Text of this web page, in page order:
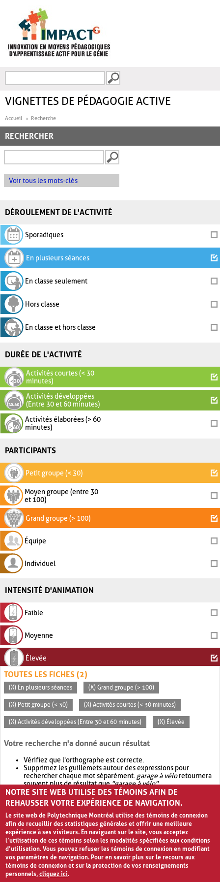
FORMULAIRE DE
VIGNETTES DE PÉDAGOGIE ACTIVE
Accueil Recherche
RECHERCHER
Voir tous les mots-clés
DÉROULEMENT DE L'ACTIVITÉ
Sporadiques
En plusieurs séances
En classe seulement
Hors classe
En classe et hors classe
DURÉE DE L'ACTIVITÉ
Activités courtes (< 30
minutes)
Activités développées
(Entre 30 et 60 minutes)
Activités élaborées (> 60
minutes)
PARTICIPANTS
Petit groupe (< 30)
Moyen groupe (entre 30
et 100)
Grand groupe (> 100)
Équipe
Individuel
INTENSITÉ D'ANIMATION
Faible
Moyenne
Élevée
TOUTES LES FICHES (2)
(X) En plusieurs séances (X) Grand groupe (> 100)
(X) Petit groupe (< 30) (X) Activités courtes (< 30 minutes)
(X) Activités développées (Entre 30 et 60 minutes) (X) Élevée
Votre recherche n'a donné aucun résultat
Vérifiez que l'orthographe est correcte.
Supprimez les guillemets autour des expressions pour
rechercher chaque mot séparément. garage à véloretournera
souvent plus de résultat que"garage à vélo".
Envisagez d'élargir votre recherche avec OR.garage OR vélo
retournera souvent plus de résultat quegarage à vélo
NOTRE SITE WEB UTILISE DES TÉMOINS AFIN DE
REHAUSSER VOTRE EXPÉRIENCE DE NAVIGATION.
Le site web de Polytechnique Montréal utilise des témoins de connexion
afin de recueillir des statistiques générales et offrir une meilleure
expérience à ses visiteurs. En naviguant sur le site, vous acceptez
l’utilisation de ces témoins selon les modalités spécifiées aux conditions
d’utilisation. Vous pouvez refuser les témoins de connexion en modifiant
vos paramètres de navigation. Pour en savoir plus sur le recours aux
témoins de connexion et sur la protection de vos renseignements
personnels,cliquez ici.